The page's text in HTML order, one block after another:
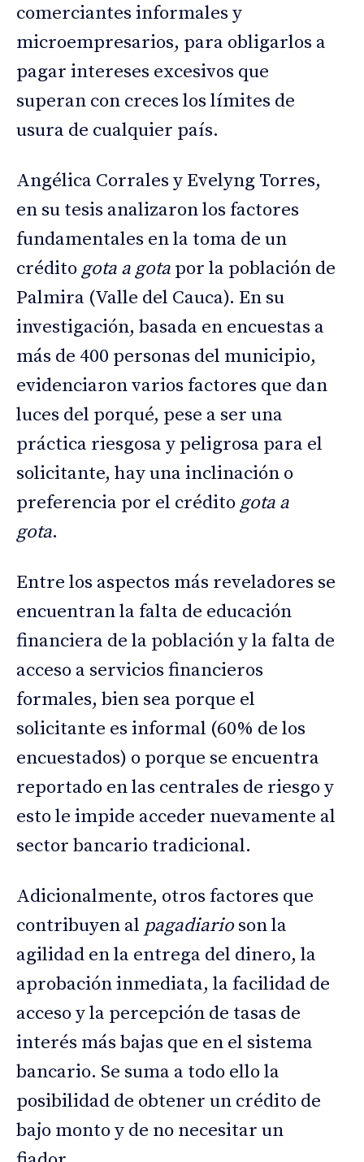
comerciantes informales y
microempresarios, para obligarlos a
pagar intereses excesivos que
superan con creces los límites de
usura de cualquier país.
Angélica Corrales y Evelyng Torres,
en su tesis analizaron los factores
fundamentales en la toma de un
crédito gota a gota por la población de
Palmira (Valle del Cauca). En su
investigación, basada en encuestas a
más de 400 personas del municipio,
evidenciaron varios factores que dan
luces del porqué, pese a ser una
práctica riesgosa y peligrosa para el
solicitante, hay una inclinación o
preferencia por el crédito gota a
gota.
Entre los aspectos más reveladores se
encuentran la falta de educación
financiera de la población y la falta de
acceso a servicios financieros
formales, bien sea porque el
solicitante es informal (60% de los
encuestados) o porque se encuentra
reportado en las centrales de riesgo y
esto le impide acceder nuevamente al
sector bancario tradicional.
Adicionalmente, otros factores que
contribuyen al pagadiarioson la
agilidad en la entrega del dinero, la
aprobación inmediata, la facilidad de
acceso y la percepción de tasas de
interés más bajas que en el sistema
bancario. Se suma a todo ello la
posibilidad de obtener un crédito de
bajo monto y de no necesitar un